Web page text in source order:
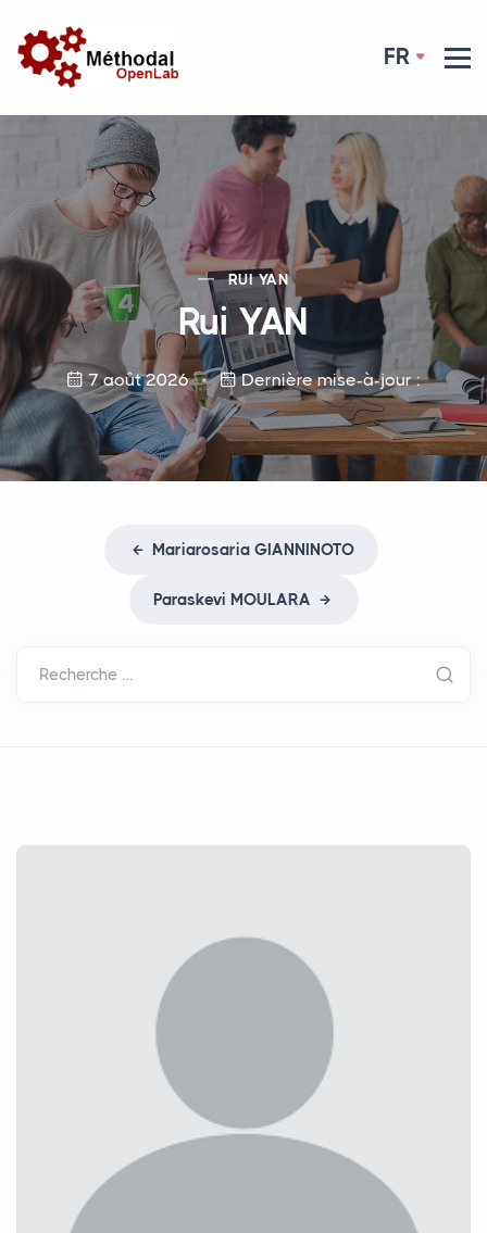
FR
RUIYAN
RuiYAN
7 août 2026 Dernière mise-à-jour :
Mariarosaria GIANNINOTO
Paraskevi MOULARA
Recherche …